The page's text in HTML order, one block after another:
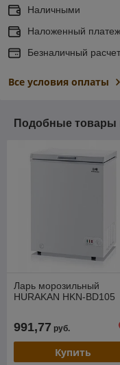
Наличными
Наложенный платеж
Безналичный расчет
Все условия оплаты
Подобные товары
Ларь морозильный
HURAKAN HKN-BD105
991,77 руб.
Купить